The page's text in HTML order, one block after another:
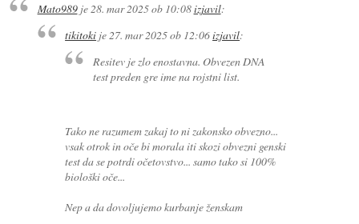
Mato989je28. mar 2025 ob 10:08izjavil:
tikitoki je27. mar 2025 ob 12:06izjavil:
Resitev je zlo enostavna. Obvezen DNA
test preden gre ime na rojstni list.
Tako ne razumem zakaj to ni zakonsko obvezno...
vsak otrok in oče bi morala iti skozi obvezni genski
test da se potrdi očetovstvo... samo tako si 100%
biološki oče...
Nep a da dovoljujemo kurbanje ženskam